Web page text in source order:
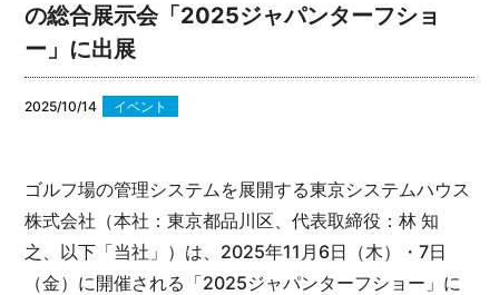
の総合展示会「2025ジャパンターフショ
ー」に出展
2025/10/14 イベント
ゴルフ場の管理システムを展開する東京システムハウス
株式会社（本社：東京都品川区、代表取締役：林 知
之、以下「当社」）は、2025年11月6日（木）・7日
（金）に開催される「2025ジャパンターフショー」に